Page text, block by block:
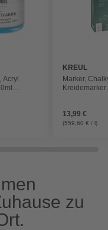
Acryl
KREUL
Marker,
Kreidemarker
13,99 €
(559,60 € / l)
zu